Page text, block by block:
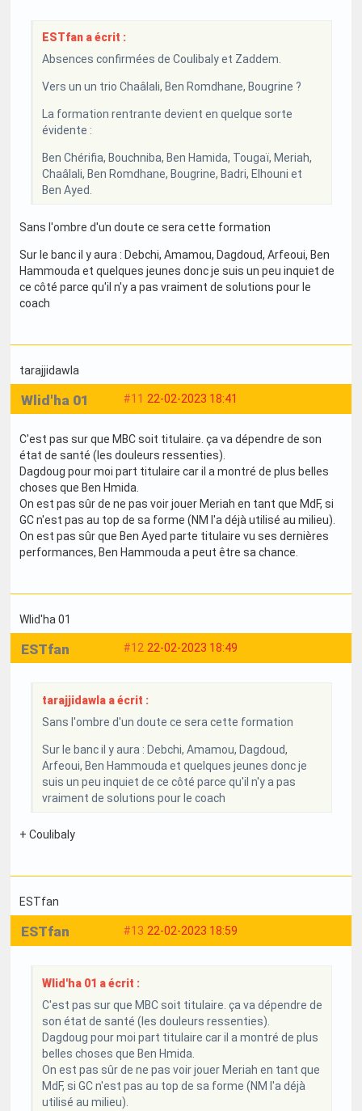
ESTfan a écrit :
Absences confirmées de Coulibaly et Zaddem.
Vers un un trio Chaâlali, Ben Romdhane, Bougrine ?
La formation rentrante devient en quelque sorte
évidente :
Ben Chérifia, Bouchniba, Ben Hamida, Tougaï, Meriah,
Chaâlali, Ben Romdhane, Bougrine, Badri, Elhouni et
Ben Ayed.
Sans l'ombre d'un doute ce sera cette formation
Sur le banc il y aura : Debchi, Amamou, Dagdoud, Arfeoui, Ben
Hammouda et quelques jeunes donc je suis un peu inquiet de
ce côté parce qu'il n'y a pas vraiment de solutions pour le
coach
tarajjidawla
#11 22-02-2023 18:41
Wlid'ha 01
C'est pas sur que MBC soit titulaire. ça va dépendre de son
état de santé (les douleurs ressenties).
Dagdoug pour moi part titulaire car il a montré de plus belles
choses que Ben Hmida.
On est pas sûr de ne pas voir jouer Meriah en tant que MdF, si
GC n'est pas au top de sa forme (NM l'a déjà utilisé au milieu).
On est pas sûr que Ben Ayed parte titulaire vu ses dernières
performances, Ben Hammouda a peut être sa chance.
Wlid'ha 01
#12 22-02-2023 18:49
ESTfan
tarajjidawla a écrit :
Sans l'ombre d'un doute ce sera cette formation
Sur le banc il y aura : Debchi, Amamou, Dagdoud,
Arfeoui, Ben Hammouda et quelques jeunes donc je
suis un peu inquiet de ce côté parce qu'il n'y a pas
vraiment de solutions pour le coach
+ Coulibaly
ESTfan
#13 22-02-2023 18:59
ESTfan
Wlid'ha 01 a écrit :
C'est pas sur que MBC soit titulaire. ça va dépendre de
son état de santé (les douleurs ressenties).
Dagdoug pour moi part titulaire car il a montré de plus
belles choses que Ben Hmida.
On est pas sûr de ne pas voir jouer Meriah en tant que
MdF, si GC n'est pas au top de sa forme (NM l'a déjà
utilisé au milieu).